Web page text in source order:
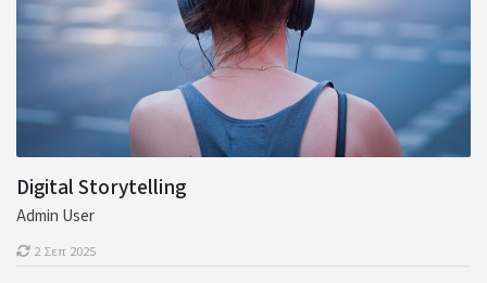
Digital Storytelling
Admin User
2 Σεπ 2025